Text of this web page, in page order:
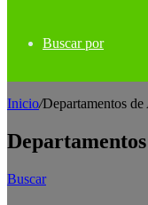
Buscar por
Inicio/Departamentos
Buscar